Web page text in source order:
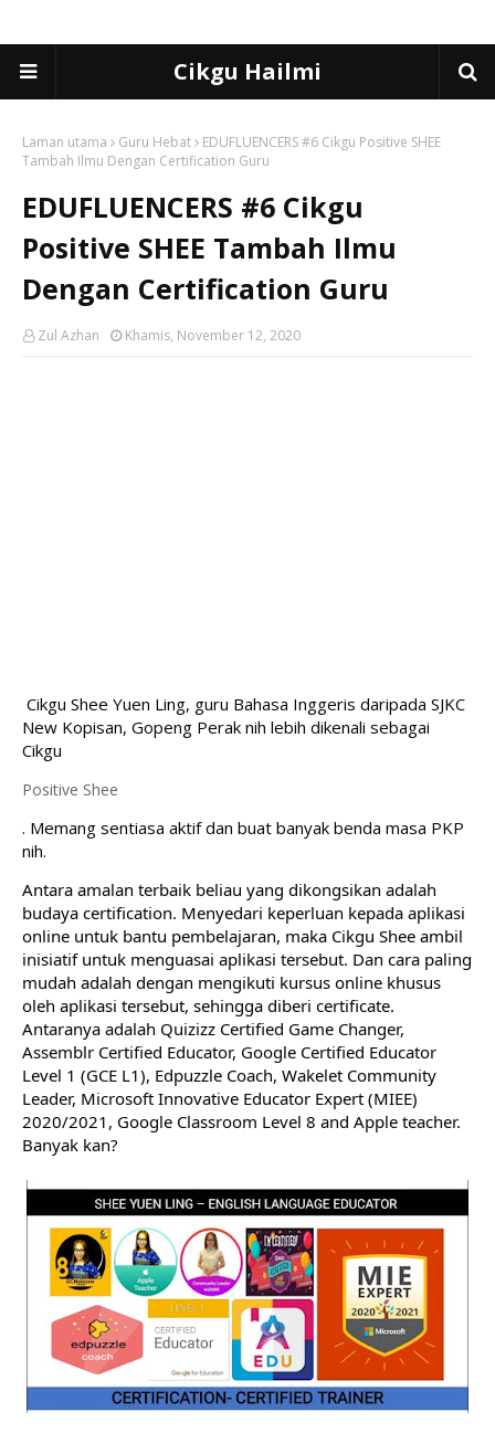
Cikgu Hailmi
Laman utama Guru Hebat
EDUFLUENCERS #6 Cikgu Positive SHEE
Tambah Ilmu Dengan Certification Guru
EDUFLUENCERS #6 Cikgu
Positive SHEE Tambah Ilmu
Dengan Certification Guru
Zul Azhan Khamis, November 12, 2020
Cikgu Shee Yuen Ling, guru Bahasa Inggeris daripada SJKC
New Kopisan, Gopeng Perak nih lebih dikenali sebagai
Cikgu
Positive Shee
. Memang sentiasa aktif dan buat banyak benda masa PKP
nih.
Antara amalan terbaik beliau yang dikongsikan adalah
budaya certification. Menyedari keperluan kepada aplikasi
online untuk bantu pembelajaran, maka Cikgu Shee ambil
inisiatif untuk menguasai aplikasi tersebut. Dan cara paling
mudah adalah dengan mengikuti kursus online khusus
oleh aplikasi tersebut, sehingga diberi certificate.
Antaranya adalah Quizizz Certified Game Changer,
Assemblr Certified Educator, Google Certified Educator
Level 1 (GCE L1), Edpuzzle Coach, Wakelet Community
Leader, Microsoft Innovative Educator Expert (MIEE)
2020/2021, Google Classroom Level 8 and Apple teacher.
Banyak kan?